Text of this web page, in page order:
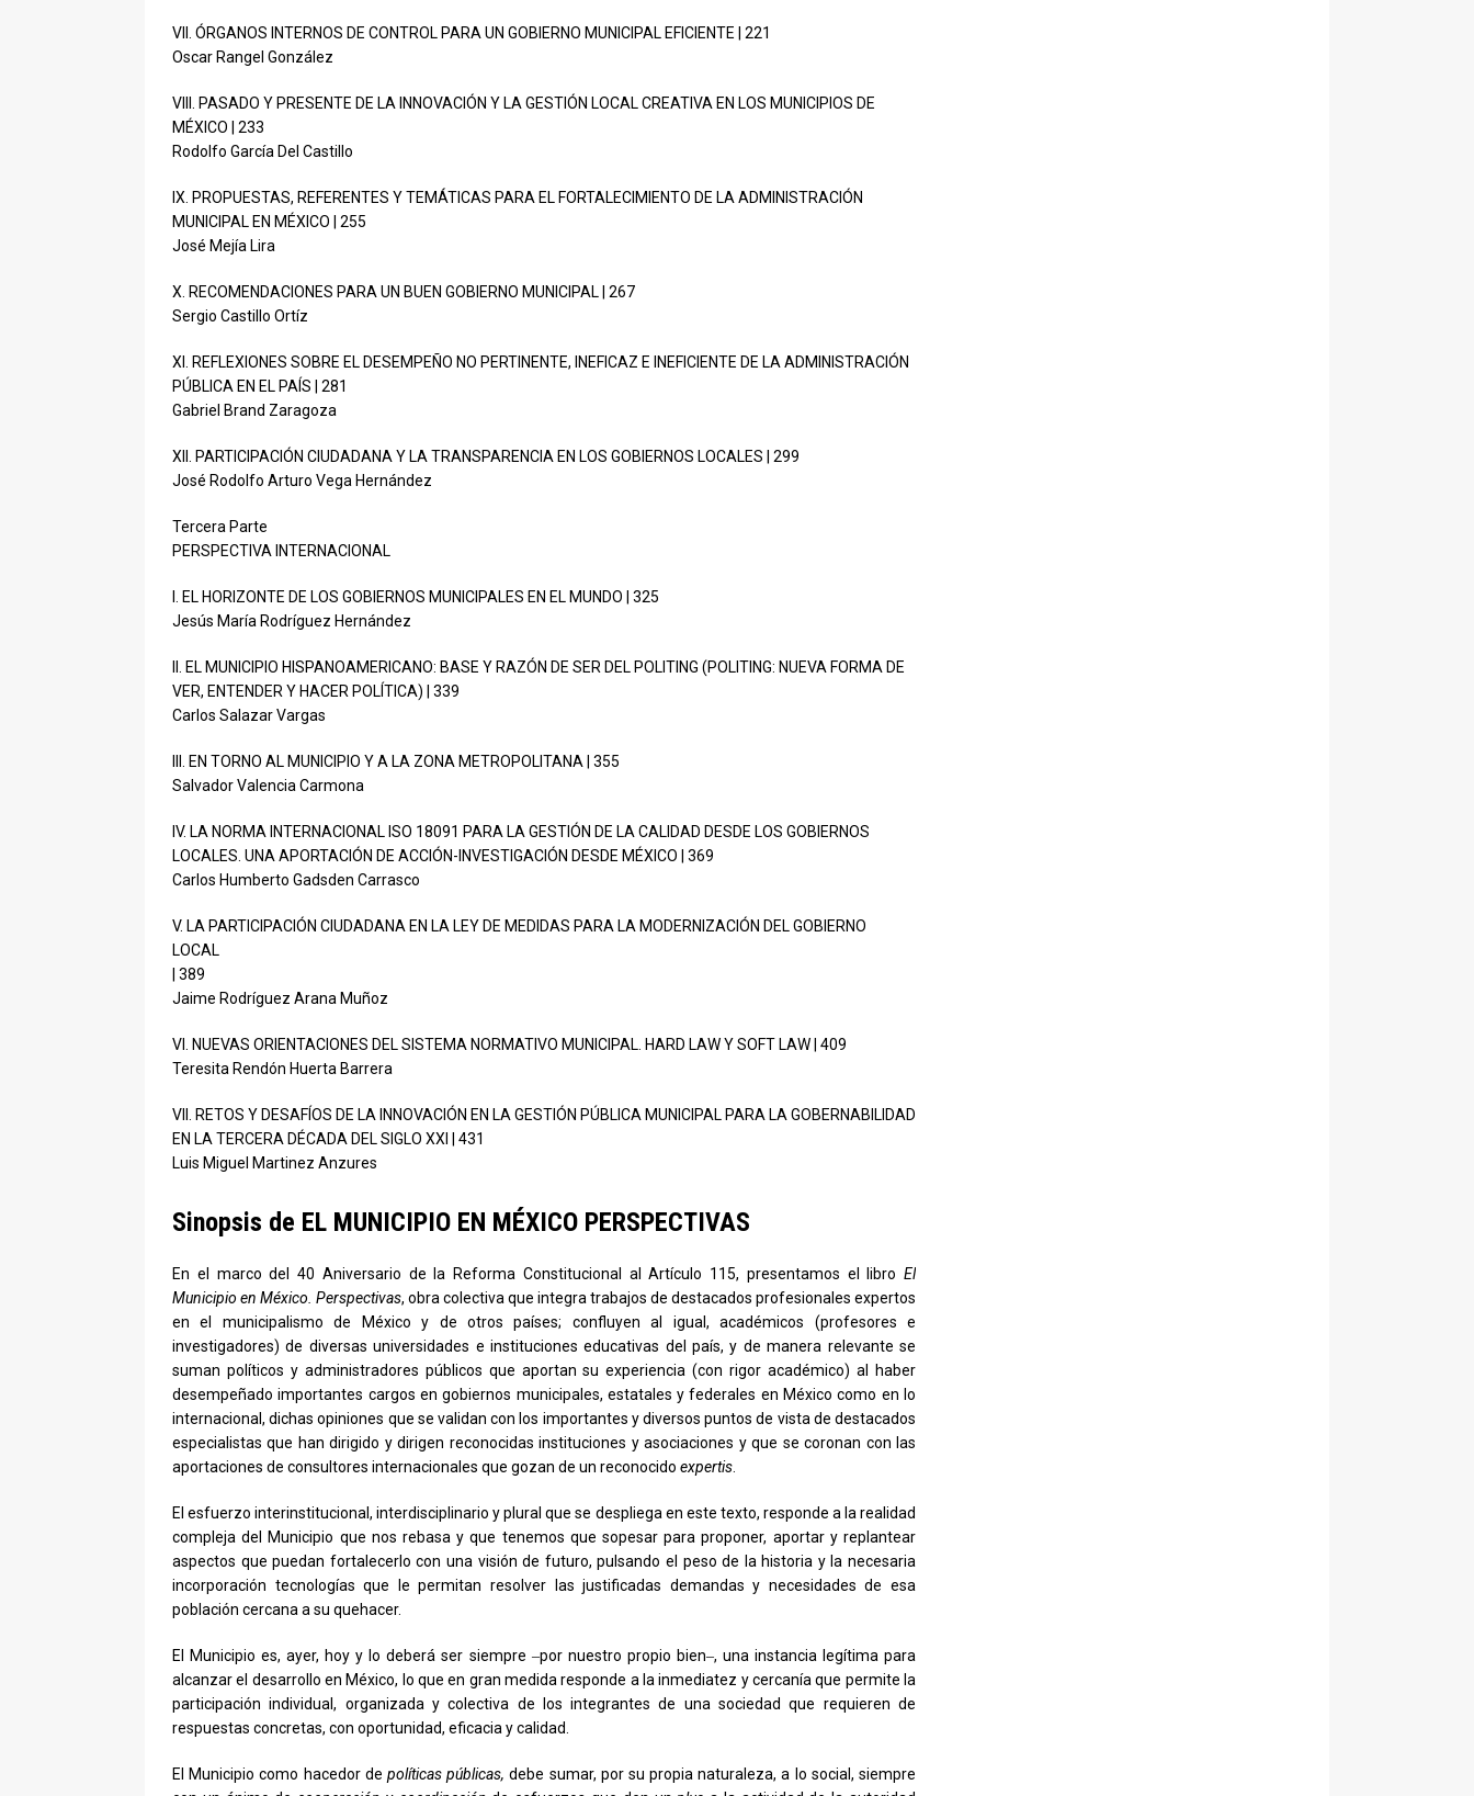
VII. ÓRGANOS INTERNOS DE CONTROL PARA UN GOBIERNO MUNICIPAL EFICIENTE | 221
Oscar Rangel González
VIII. PASADO Y PRESENTE DE LA INNOVACIÓN Y LA GESTIÓN LOCAL CREATIVA EN LOS MUNICIPIOS DE
MÉXICO | 233
Rodolfo García Del Castillo
IX. PROPUESTAS, REFERENTES Y TEMÁTICAS PARA EL FORTALECIMIENTO DE LA ADMINISTRACIÓN
MUNICIPAL EN MÉXICO | 255
José Mejía Lira
X. RECOMENDACIONES PARA UN BUEN GOBIERNO MUNICIPAL | 267
Sergio Castillo Ortíz
XI. REFLEXIONES SOBRE EL DESEMPEÑO NO PERTINENTE, INEFICAZ E INEFICIENTE DE LA ADMINISTRACIÓN
PÚBLICA EN EL PAÍS | 281
Gabriel Brand Zaragoza
XII. PARTICIPACIÓN CIUDADANA Y LA TRANSPARENCIA EN LOS GOBIERNOS LOCALES | 299
José Rodolfo Arturo Vega Hernández
Tercera Parte
PERSPECTIVA INTERNACIONAL
I. EL HORIZONTE DE LOS GOBIERNOS MUNICIPALES EN EL MUNDO | 325
Jesús María Rodríguez Hernández
II. EL MUNICIPIO HISPANOAMERICANO: BASE Y RAZÓN DE SER DEL POLITING (POLITING: NUEVA FORMA DE
VER, ENTENDER Y HACER POLÍTICA) | 339
Carlos Salazar Vargas
III. EN TORNO AL MUNICIPIO Y A LA ZONA METROPOLITANA | 355
Salvador Valencia Carmona
IV. LA NORMA INTERNACIONAL ISO 18091 PARA LA GESTIÓN DE LA CALIDAD DESDE LOS GOBIERNOS
LOCALES. UNA APORTACIÓN DE ACCIÓN-INVESTIGACIÓN DESDE MÉXICO | 369
Carlos Humberto Gadsden Carrasco
V. LA PARTICIPACIÓN CIUDADANA EN LA LEY DE MEDIDAS PARA LA MODERNIZACIÓN DEL GOBIERNO
LOCAL
| 389
Jaime Rodríguez Arana Muñoz
VI. NUEVAS ORIENTACIONES DEL SISTEMA NORMATIVO MUNICIPAL. HARD LAW Y SOFT LAW | 409
Teresita Rendón Huerta Barrera
VII. RETOS Y DESAFÍOS DE LA INNOVACIÓN EN LA GESTIÓN PÚBLICA MUNICIPAL PARA LA GOBERNABILIDAD
EN LA TERCERA DÉCADA DEL SIGLO XXI | 431
Luis Miguel Martinez Anzures
Sinopsis de EL MUNICIPIO EN MÉXICO PERSPECTIVAS
En el marco del 40 Aniversario de la Reforma Constitucional al Artículo 115, presentamos el libroEl
Municipio en México. Perspectivas, obra colectiva que integra trabajos de destacados profesionales expertos
en el municipalismo de México y de otros países; confluyen al igual, académicos (profesores e
investigadores) de diversas universidades e instituciones educativas del país, y de manera relevante se
suman políticos y administradores públicos que aportan su experiencia (con rigor académico) al haber
desempeñado importantes cargos en gobiernos municipales, estatales y federales en México como en lo
internacional, dichas opiniones que se validan con los importantes y diversos puntos de vista de destacados
especialistas que han dirigido y dirigen reconocidas instituciones y asociaciones y que se coronan con las
aportaciones de consultores internacionales que gozan de un reconocido expertis
El esfuerzo interinstitucional, interdisciplinario y plural que se despliega en este texto, responde a la realidad
compleja del Municipio que nos rebasa y que tenemos que sopesar para proponer, aportar y replantear
aspectos que puedan fortalecerlo con una visión de futuro, pulsando el peso de la historia y la necesaria
incorporación tecnologías que le permitan resolver las justificadas demandas y necesidades de esa
población cercana a su quehacer.
El Municipio es, ayer, hoy y lo deberá ser siempre ‒por nuestro propio bien‒, una instancia legítima para
alcanzar el desarrollo en México, lo que en gran medida responde a la inmediatez y cercanía que permite la
participación individual, organizada y colectiva de los integrantes de una sociedad que requieren de
respuestas concretas, con oportunidad, eficacia y calidad.
El Municipio como hacedor de políticas públicas, debe sumar, por su propia naturaleza, a lo social, siempre